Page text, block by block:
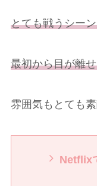
とても戦うシー
最初から目が離
雰囲気もとても
Netflix